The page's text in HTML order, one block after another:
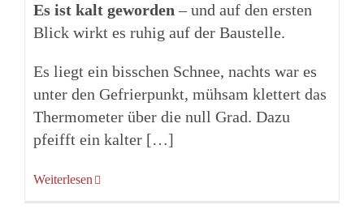
Es ist kalt geworden – und auf den ersten
Blick wirkt es ruhig auf der Baustelle.
Es liegt ein bisschen Schnee, nachts war es
unter den Gefrierpunkt, mühsam klettert das
Thermometer über die null Grad. Dazu
pfeifft ein kalter […]
Weiterlesen